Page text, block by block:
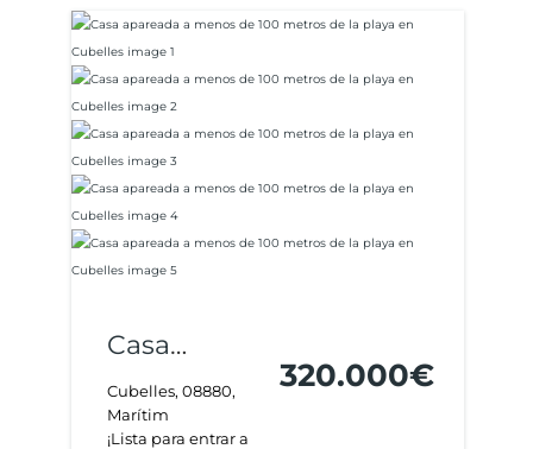
Casa
apareada a
menos de
Cubelles, 08880,
Marítim
¡Lista para entrar a
320.000€